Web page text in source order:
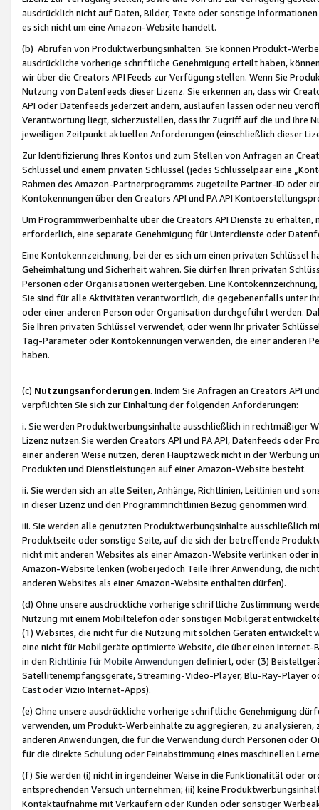
ausdrücklich nicht auf Daten, Bilder, Texte oder sonstige
es sich nicht um eine Amazon-Website handelt.
(b) Abrufen von Produktwerbungsinhalten. Sie können Produkt-
ausdrückliche vorherige schriftliche Genehmigung erteilt haben,
wir über die Creators API Feeds zur Verfügung stellen. Wenn Sie
Nutzung von Datenfeeds dieser Lizenz. Sie erkennen an, dass wir
API oder Datenfeeds jederzeit ändern, auslaufen lassen oder neu
Verantwortung liegt, sicherzustellen, dass Ihr Zugriff auf die und Ihre
jeweiligen Zeitpunkt aktuellen Anforderungen (einschließlich dieser
Zur Identifizierung Ihres Kontos und zum Stellen von Anfragen an
Schlüssel und einem privaten Schlüssel (jedes Schlüsselpaar eine
Rahmen des Amazon-Partnerprogramms zugeteilte Partner-ID oder
Kontokennungen über den Creators API und PA API
Um Programmwerbeinhalte über die Creators API Dienste zu
erforderlich, eine separate Genehmigung für Unterdienste oder
Eine Kontokennzeichnung, bei der es sich um einen privaten
Geheimhaltung und Sicherheit wahren. Sie dürfen Ihren privaten
Personen oder Organisationen weitergeben. Eine
Sie sind für alle Aktivitäten verantwortlich, die gegebenenfalls unter
oder einer anderen Person oder Organisation durchgeführt werden.
Sie Ihren privaten Schlüssel verwendet, oder wenn Ihr privater
Tag-Parameter oder Kontokennungen verwenden, die einer anderen
haben.
(c) Nutzungsanforderungen. Indem Sie Anfragen an Creators API
verpflichten Sie sich zur Einhaltung der folgenden Anforderungen:
i. Sie werden Produktwerbungsinhalte ausschließlich in rechtmäßiger
Lizenz nutzen.Sie werden Creators API und PA API, Datenfeeds oder
einer anderen Weise nutzen, deren Hauptzweck nicht in der Werbung
Produkten und Dienstleistungen auf einer Amazon-Website besteht.
ii. Sie werden sich an alle Seiten, Anhänge, Richtlinien, Leitlinien und
in dieser Lizenz und den Programmrichtlinien Bezug genommen wird.
iii. Sie werden alle genutzten Produktwerbungsinhalte ausschließlich
Produktseite oder sonstige Seite, auf die sich der betreffende
nicht mit anderen Websites als einer Amazon-Website verlinken oder
Amazon-Website lenken (wobei jedoch Teile Ihrer Anwendung, die
anderen Websites als einer Amazon-Website enthalten dürfen).
(d) Ohne unsere ausdrückliche vorherige schriftliche Zustimmung
Nutzung mit einem Mobiltelefon oder sonstigen Mobilgerät
(1) Websites, die nicht für die Nutzung mit solchen Geräten
eine nicht für Mobilgeräte optimierte Website, die über einen
in den Richtlinie für Mobile Anwendungen definiert, oder (3)
Satellitenempfangsgeräte, Streaming-Video-Player, Blu-Ray-Player
Cast oder Vizio Internet-Apps).
(e) Ohne unsere ausdrückliche vorherige schriftliche Genehmigung
verwenden, um Produkt-Werbeinhalte zu aggregieren, zu
anderen Anwendungen, die für die Verwendung durch Personen
für die direkte Schulung oder Feinabstimmung eines maschinellen
(f) Sie werden (i) nicht in irgendeiner Weise in die Funktionalität oder
entsprechenden Versuch unternehmen; (ii) keine
Kontaktaufnahme mit Verkäufern oder Kunden oder sonstiger